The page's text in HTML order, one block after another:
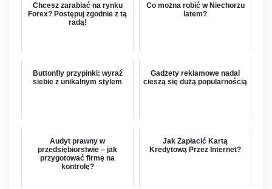
Chcesz zarabiać na rynku
Forex? Postępuj zgodnie z tą
radą!
Co można robić w Niechorzu
latem?
Buttonfly przypinki: wyraź
siebie z unikalnym stylem
Gadżety reklamowe nadal
cieszą się dużą popularnością
Audyt prawny w
przedsiębiorstwie – jak
przygotować firmę na
kontrolę?
Jak Zapłacić Kartą
Kredytową Przez Internet?